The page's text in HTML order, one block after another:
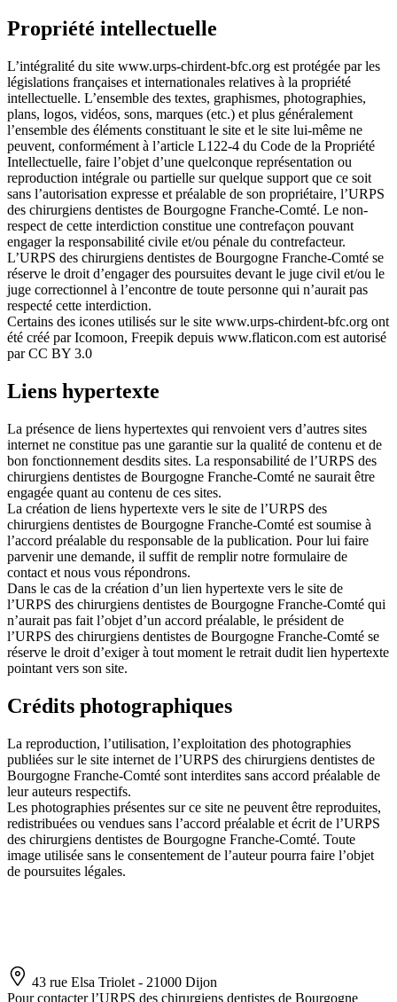
Propriété intellectuelle
L’intégralité du site www.urps-chirdent-bfc.org est protégée par les
législations françaises et internationales relatives à la propriété
intellectuelle. L’ensemble des textes, graphismes, photographies,
plans, logos, vidéos, sons, marques (etc.) et plus généralement
l’ensemble des éléments constituant le site et le site lui-même ne
peuvent, conformément à l’article L122-4 du Code de la Propriété
Intellectuelle, faire l’objet d’une quelconque représentation ou
reproduction intégrale ou partielle sur quelque support que ce soit
sans l’autorisation expresse et préalable de son propriétaire, l’URPS
des chirurgiens dentistes de Bourgogne Franche-Comté. Le non-
respect de cette interdiction constitue une contrefaçon pouvant
engager la responsabilité civile et/ou pénale du contrefacteur.
L’URPS des chirurgiens dentistes de Bourgogne Franche-Comté se
réserve le droit d’engager des poursuites devant le juge civil et/ou le
juge correctionnel à l’encontre de toute personne qui n’aurait pas
respecté cette interdiction.
Certains des icones utilisés sur le site www.urps-chirdent-bfc.org ont
été créé par Icomoon, Freepik depuis www.flaticon.com est autorisé
par CC BY 3.0
Liens hypertexte
La présence de liens hypertextes qui renvoient vers d’autres sites
internet ne constitue pas une garantie sur la qualité de contenu et de
bon fonctionnement desdits sites. La responsabilité de l’URPS des
chirurgiens dentistes de Bourgogne Franche-Comté ne saurait être
engagée quant au contenu de ces sites.
La création de liens hypertexte vers le site de l’URPS des
chirurgiens dentistes de Bourgogne Franche-Comté est soumise à
l’accord préalable du responsable de la publication. Pour lui faire
parvenir une demande, il suffit de remplir notre formulaire de
contact et nous vous répondrons.
Dans le cas de la création d’un lien hypertexte vers le site de
l’URPS des chirurgiens dentistes de Bourgogne Franche-Comté qui
n’aurait pas fait l’objet d’un accord préalable, le président de
l’URPS des chirurgiens dentistes de Bourgogne Franche-Comté se
réserve le droit d’exiger à tout moment le retrait dudit lien hypertexte
pointant vers son site.
Crédits photographiques
La reproduction, l’utilisation, l’exploitation des photographies
publiées sur le site internet de l’URPS des chirurgiens dentistes de
Bourgogne Franche-Comté sont interdites sans accord préalable de
leur auteurs respectifs.
Les photographies présentes sur ce site ne peuvent être reproduites,
redistribuées ou vendues sans l’accord préalable et écrit de l’URPS
des chirurgiens dentistes de Bourgogne Franche-Comté. Toute
image utilisée sans le consentement de l’auteur pourra faire l’objet
de poursuites légales.
43 rue Elsa Triolet - 21000 Dijon
Pour contacter l’URPS des chirurgiens dentistes de Bourgogne